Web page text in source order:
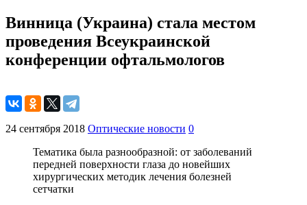
Винница (Украина) стала местом
проведения Всеукраинской
конференции офтальмологов
24 сентября 2018 Оптические новости 0
Тематика была разнообразной: от заболеваний
передней поверхности глаза до новейших
хирургических методик лечения болезней
сетчатки